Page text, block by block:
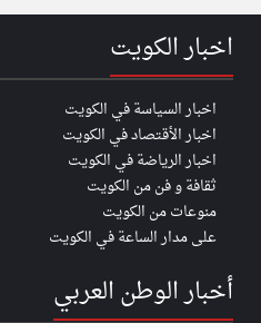
اخبار الكويت
اخبار السياسة في الكويت
اخبار الأقتصاد في الكويت
اخبار الرياضة في الكويت
ثقافة و فن من الكويت
منوعات من الكويت
على مدار الساعة في الكويت
أخبار الوطن العربي